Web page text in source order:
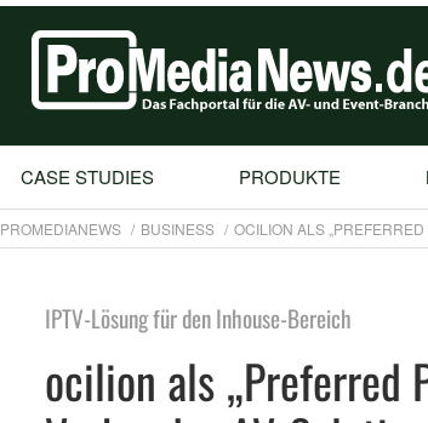
CASE STUDIES PRODUKTE
PROMEDIANEWS BUSINESS OCILION ALS
IPTV-Lösung für den Inhouse-Bereich
ocilion als „Preferred